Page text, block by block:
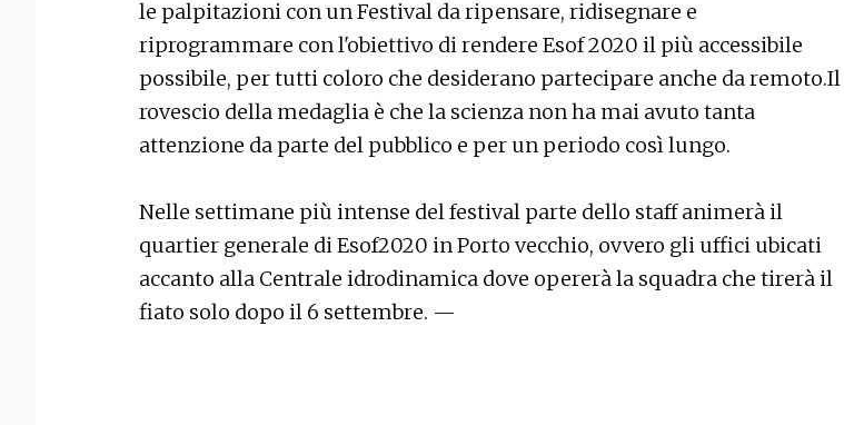
le palpitazioni con un Festival da ripensare, ridisegnare e
riprogrammare con l'obiettivo di rendere Esof 2020 il più accessibile
possibile, per tutti coloro che desiderano partecipare anche da remoto.Il
rovescio della medaglia è che la scienza non ha mai avuto tanta
attenzione da parte del pubblico e per un periodo così lungo.
Nelle settimane più intense del festival parte dello staff animerà il
quartier generale di Esof2020 in Porto vecchio, ovvero gli uffici ubicati
accanto alla Centrale idrodinamica dove opererà la squadra che tirerà il
fiato solo dopo il 6 settembre. —